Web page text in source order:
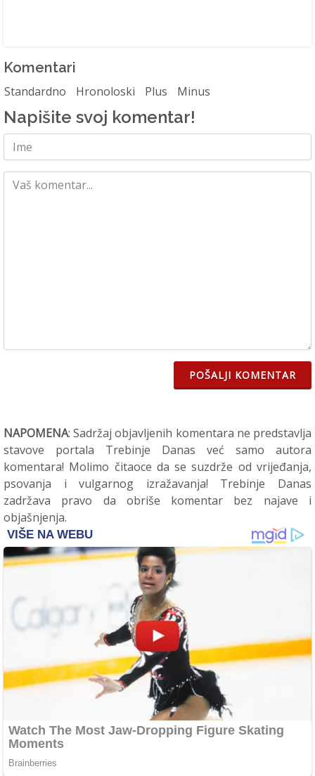
Komentari
Standardno Hronoloski Plus Minus
Napišite svoj komentar!
POŠALJI KOMENTAR
NAPOMENA: Sadržaj objavljenih komentara ne predstavlja
stavove portala Trebinje Danas već samo autora
komentara! Molimo čitaoce da se suzdrže od vrijeđanja,
psovanja i vulgarnog izražavanja! Trebinje Danas
zadržava pravo da obriše komentar bez najave i
objašnjenja.